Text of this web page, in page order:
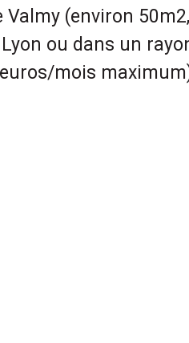
Valmy (environ
ou dans un
mois